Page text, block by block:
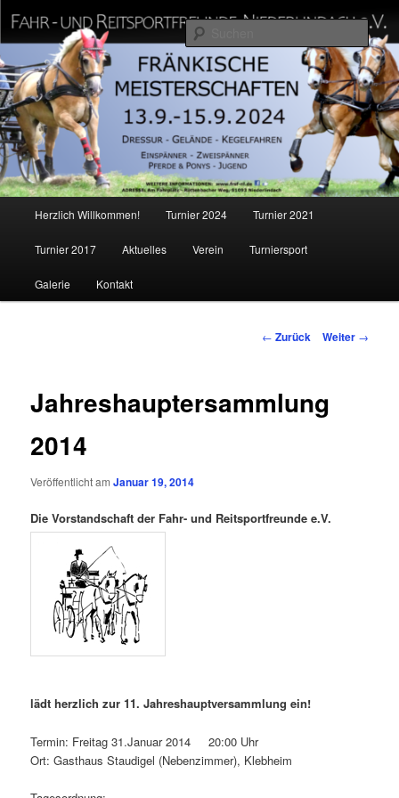
Inhalt
wechseln
Fahr und Reitsportfreunde
Niederlindach e.V.
Herzlich Willkommen! Turnier 2024 Turnier 2021
Turnier 2017 Aktuelles Verein Turniersport
Galerie Kontakt
Beitragsnavigation
← Zurück Weiter →
Jahreshauptersammlung
2014
Veröffentlicht amJanuar 19, 2014
Die Vorstandschaft der Fahr- und Reitsportfreunde e.V.
lädt herzlich zur 11. Jahreshauptversammlung ein!
Termin: Freitag 31.Januar 2014 20:00 Uhr
Ort: Gasthaus Staudigel (Nebenzimmer), Klebheim